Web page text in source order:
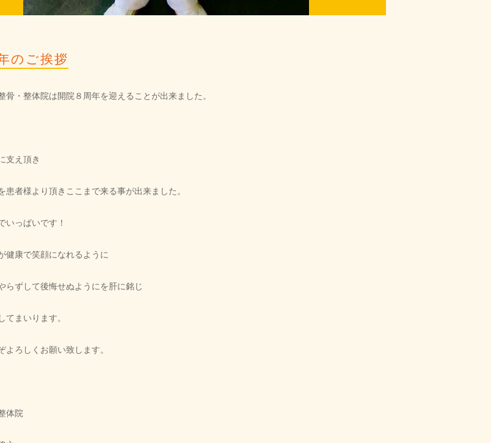
のご挨拶
骨・整体院は開院８周年を迎えることが出来ました。
支え頂き
患者様より頂きここまで来る事が出来ました。
いっぱいです！
健康で笑顔になれるように
らずして後悔せぬようにを肝に銘じ
てまいります。
よろしくお願い致します。
体院